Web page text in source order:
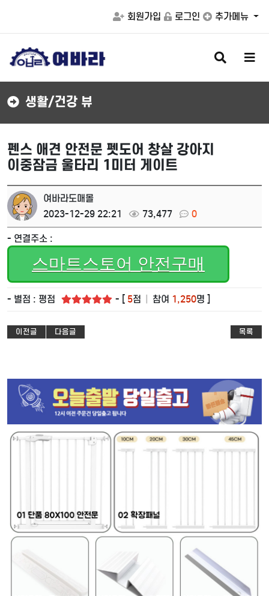
회원가입 로그인 추가메뉴
검
색
버
메
버
생활/건강 뷰
펜스 애견 안전문 펫도어 창살 강아지
이중잠금 울타리 1미터 게이트
여바라도매몰
2023-12-29 22:21
73,477 0
- 연결주소 :
스마트스토어 안전구매
- 별점 : 평점 - [ 5점 참여 1,250명 ]
이전글 다음글 목록